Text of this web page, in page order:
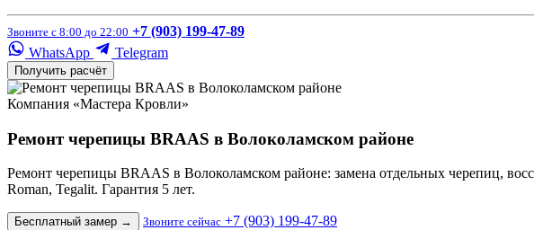
Звоните с 8:00 до 22:00 +7 (903) 199-47-89
WhatsApp
Telegram
Получить расчёт
Компания «Мастера Кровли»
Ремонт черепицы BRAAS в Волоколамском районе
Ремонт черепицы BRAAS в Волоколамском районе: замена отдельных черепиц,
Roman, Tegalit. Гарантия 5 лет.
Бесплатный замер → Звоните сейчас +7 (903) 199-47-89